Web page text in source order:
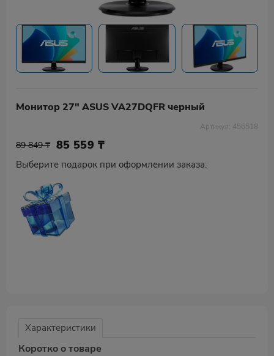
Монитор 27" ASUS VA27DQFR черный
Артикул: 456518
89 849 ₸ 85 559 ₸
Выберите подарок при оформлении заказа:
Характеристики
Коротко о товаре